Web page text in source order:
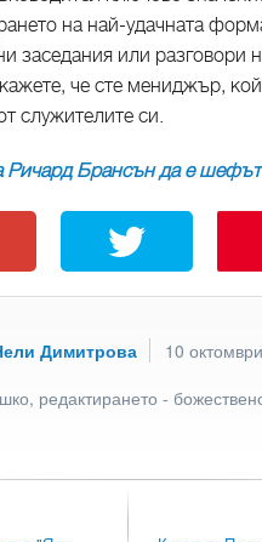
на най-удачната
заседания или разговори
че сте мениджър,
служителите си.
Брансън да е
Димитрова
10
редактирането -